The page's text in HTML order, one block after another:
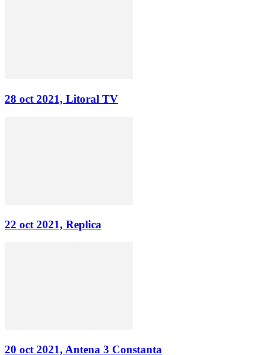
28 oct 2021, Litoral TV
22 oct 2021, Replica
20 oct 2021, Antena 3 Constanta